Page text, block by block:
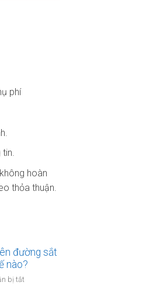
phí
hoàn
thỏa thuận.
đường sắt
nào?
bị tắt